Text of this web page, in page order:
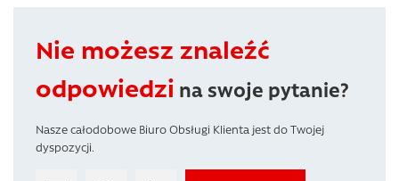
Nie możesz znaleźć
odpowiedzi na swoje pytanie?
Nasze całodobowe Biuro Obsługi Klienta jest do Twojej
dyspozycji.